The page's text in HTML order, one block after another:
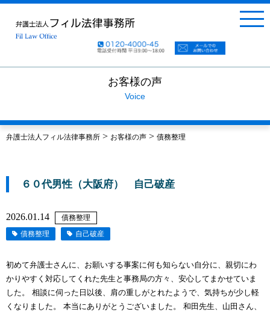
お客様の声
Voice
弁護士法人フィル法律事務所 > お客様の声 > 債務整理
６０代男性（大阪府） 自己破産
2026.01.14
債務整理
債務整理
自己破産
初めて弁護士さんに、お願いする事案に何も知らない自分に、親切にわ
かりやすく対応してくれた先生と事務局の方々、安心してまかせていま
した。 相談に伺った日以後、肩の重しがとれたようで、気持ちが少し軽
くなりました。 本当にありがとうございました。 和田先生、山田さん、